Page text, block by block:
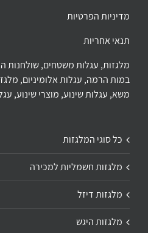
מדיניות הפרטיות
תנאי אחריות
מלגזות, עגלות משטחים, שולחנות
במות הרמה, עגלות אלומיניום,
משא, עגלות שינוע, מוצרי שינוע,
כל סוגי המלגזות
מלגזות חשמליות למכירה
מלגזות דיזל
מלגזות היגש